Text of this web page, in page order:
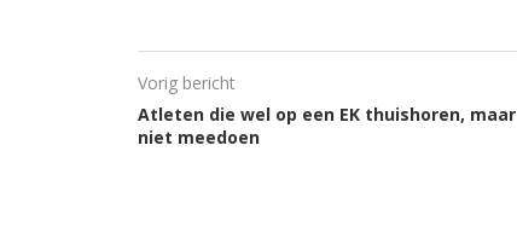
Vorig bericht
Atleten die wel op een EK thuishoren, maar
niet meedoen